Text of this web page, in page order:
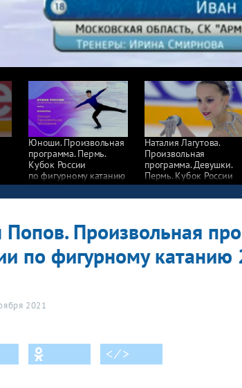
Юноши. Произвольная
программа. Пермь.
Кубок России
по фигурному катанию
2021/22
Наталия Лагутова.
Произвольная
программа. Девушки.
Пермь. Кубок России
по фигурному катанию
2021/22
Попов. Произвольная
по фигурному
2021
< ⁄ >